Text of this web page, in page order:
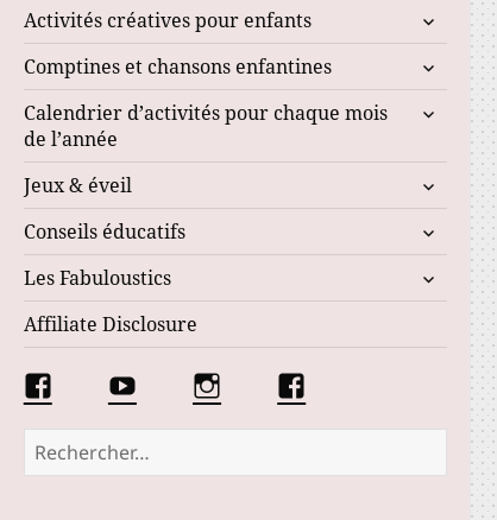
Activités créatives pour enfants
ouvrir
le
sous-
menu
Comptines et chansons enfantines
ouvrir
le
sous-
Calendrier d’activités pour chaque mois
de l’année
ouvrir
sous-
menu
Jeux & éveil
ouvrir
le
sous-
menu
Conseils éducatifs
ouvrir
le
sous-
menu
Les Fabuloustics
ouvrir
le
menu
Affiliate Disclosure
Facebook
Les
Fabuloustics
Conseils
d’une
éducatrice
de
Éduquer
les
petits
La
communauté
Marmotille
Rechercher :